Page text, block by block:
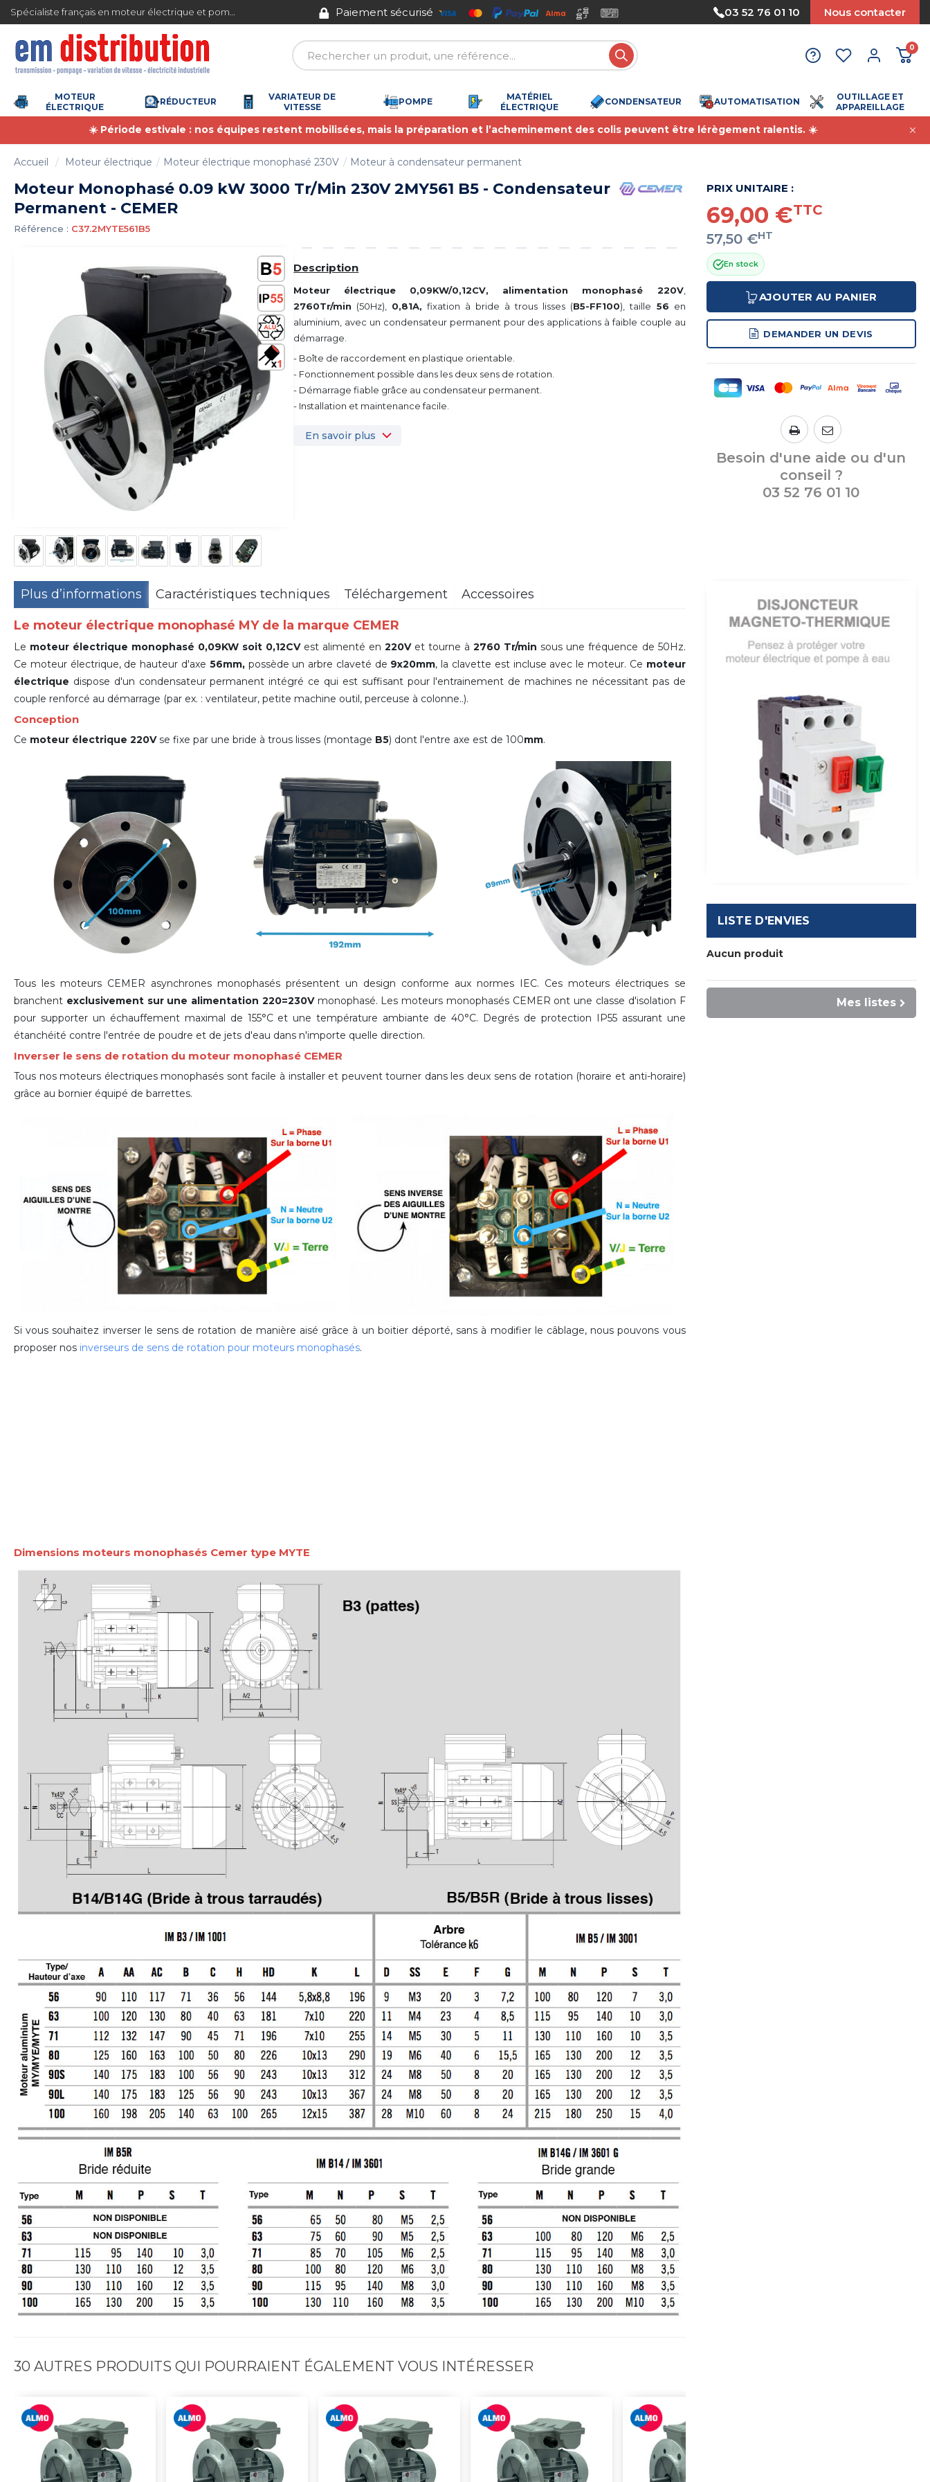
en France métropolitaine à partir de 360 € TTC Paiement sécurisé Nous acceptons le paiement par
03 52 76 01 10 Nous contacter
0
MOTEUR
ÉLECTRIQUE
RÉDUCTEUR
VARIATEUR DE
VITESSE
POMPE
MATÉRIEL
ÉLECTRIQUE
CONDENSATEUR AUTOMATISATION
OUTILLAGE ET
APPAREILLAGE
☀️ Période estivale : nos équipes restent mobilisées, mais la préparation et l’acheminement des colis peuvent être lérègement ralentis. ☀️
Accueil Moteur électrique Moteur électrique monophasé 230V Moteur à condensateur permanent
Moteur Monophasé 0.09 kW 3000 Tr/Min 230V 2MY561 B5 - Condensateur
Permanent - CEMER
Référence : C37.2MYTE561B5
Description
Moteur électrique 0,09KW/0,12CV, alimentation monophasé 220V,
2760Tr/min (50Hz), 0,81A, fixation à bride à trous lisses (B5-FF100), taille 56 en
aluminium, avec un condensateur permanent pour des applications à faible couple au
démarrage.
- Boîte de raccordement en plastique orientable.
- Fonctionnement possible dans les deux sens de rotation.
- Démarrage fiable grâce au condensateur permanent.
- Installation et maintenance facile.
En savoir plus
PRIX UNITAIRE :
69,00 €TTC
57,50 €HT
En stock
AJOUTER AU PANIER
DEMANDER UN DEVIS
Besoin d'une aide ou d'un
conseil ?
03 52 76 01 10
Plus d’informations Caractéristiques techniques Téléchargement Accessoires
Le moteur électrique monophasé MY de la marque CEMER
Le moteur électrique monophasé 0,09KW soit 0,12CVest alimenté en220Vet tourne à2760 Tr/min sous une fréquence de 50Hz.
Ce moteur électrique, de hauteur d'axe 56mm,possède un arbre claveté de 9x20mm, la clavette est incluse avec le moteur. Ce moteur
électrique dispose d'un condensateur permanent intégré ce qui est suffisant pour l'entrainement de machines ne nécessitant pas de
couple renforcé au démarrage (par ex. : ventilateur, petite machine outil, perceuse à colonne..).
Conception
Ce moteur électrique 220Vse fixe par une bride à trous lisses (montage B5) dont l'entre axe est de 100mm.
Tous les moteurs CEMER asynchrones monophasés présentent un design conforme aux normes IEC. Ces moteurs électriques se
branchent exclusivement sur une alimentation 220=230Vmonophasé. Les moteurs monophasés CEMER ont une classe d'isolation F
pour supporter un échauffement maximal de 155°C et une température ambiante de 40°C. Degrés de protection IP55 assurant une
étanchéité contre l'entrée de poudre et de jets d'eau dans n'importe quelle direction.
Inverser le sens de rotation du moteur monophasé CEMER
Tous nos moteurs électriques monophasés sont facile à installer et peuvent tourner dans les deux sens de rotation (horaire et anti-horaire)
grâce au bornier équipé de barrettes.
Si vous souhaitez inverser le sens de rotation de manière aisé grâce à un boitier déporté, sans à modifier le câblage, nous pouvons vous
proposer nos inverseurs de sens de rotation pour moteurs monophasés.
Dimensions moteurs monophasés Cemer type MYTE
30 AUTRES PRODUITS QUI POURRAIENT ÉGALEMENT VOUS INTÉRESSER
LISTE D'ENVIES
Aucun produit
Mes listes
Gestion des cookies